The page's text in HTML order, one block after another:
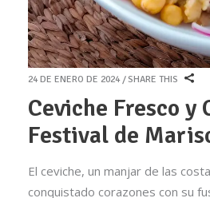
24 DE ENERO DE 2024 SHARE THIS
Ceviche Fresco y
Festival de
El ceviche, un manjar de las
conquistado corazones con su